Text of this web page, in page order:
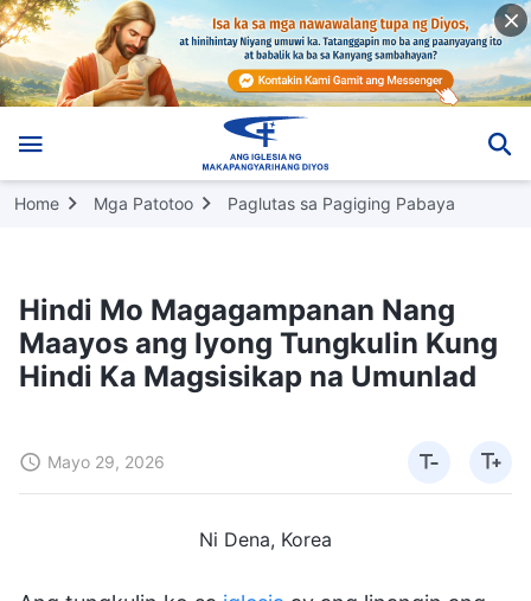
Home Mga Patotoo Paglutas sa Pagiging Pabaya
Hindi Mo Magagampanan Nang
Maayos ang Iyong Tungkulin Kung
Hindi Ka Magsisikap na Umunlad
Mayo 29, 2026
Ni Dena, Korea